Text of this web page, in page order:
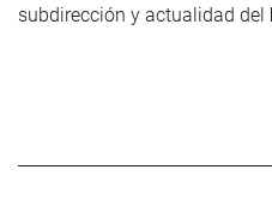
subdirección y actualidad del